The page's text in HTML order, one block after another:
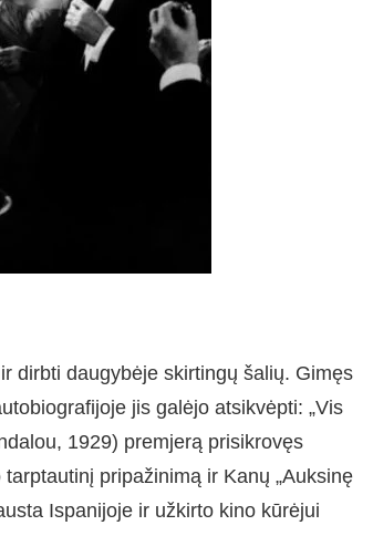
dirbti daugybėje skirtingų šalių. Gimęs
jis galėjo atsikvėpti: „Vis
1929) premjerą prisikrovęs
pripažinimą ir Kanų „Auksinę
Ispanijoje ir užkirto kino kūrėjui